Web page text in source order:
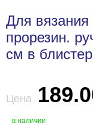
Для
прорезин.
см в
Цена
в наличии